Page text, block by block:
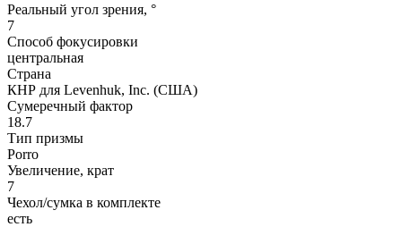
Реальный угол зрения, °
7
Способ фокусировки
центральная
Страна
КНР для Levenhuk, Inc. (США)
Сумеречный фактор
18.7
Тип призмы
Porro
Увеличение, крат
7
Чехол/сумка в комплекте
есть